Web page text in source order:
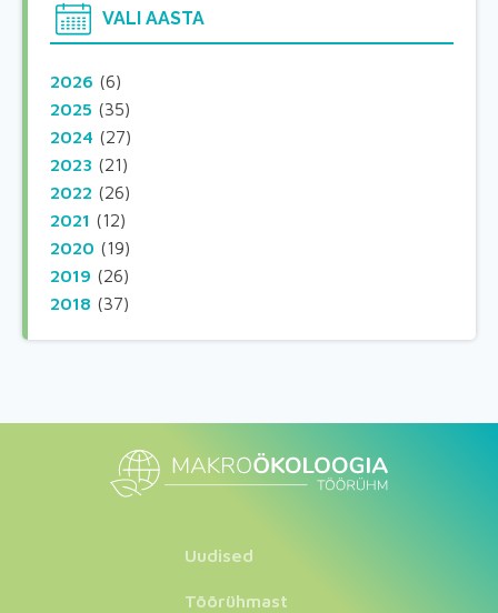
VALI AASTA
2026 (6)
2025 (35)
2024 (27)
2023 (21)
2022 (26)
2021 (12)
2020 (19)
2019 (26)
2018 (37)
Uudised
Töörühmast